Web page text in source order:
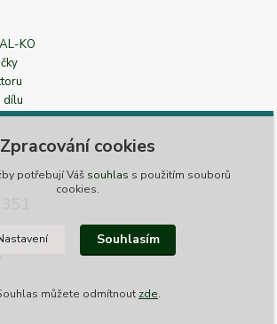
KO
dílu
Zpracování cookies
potřebují Váš souhlas s použitím souborů
cookies.
Souhlasím
můžete odmítnout zde.